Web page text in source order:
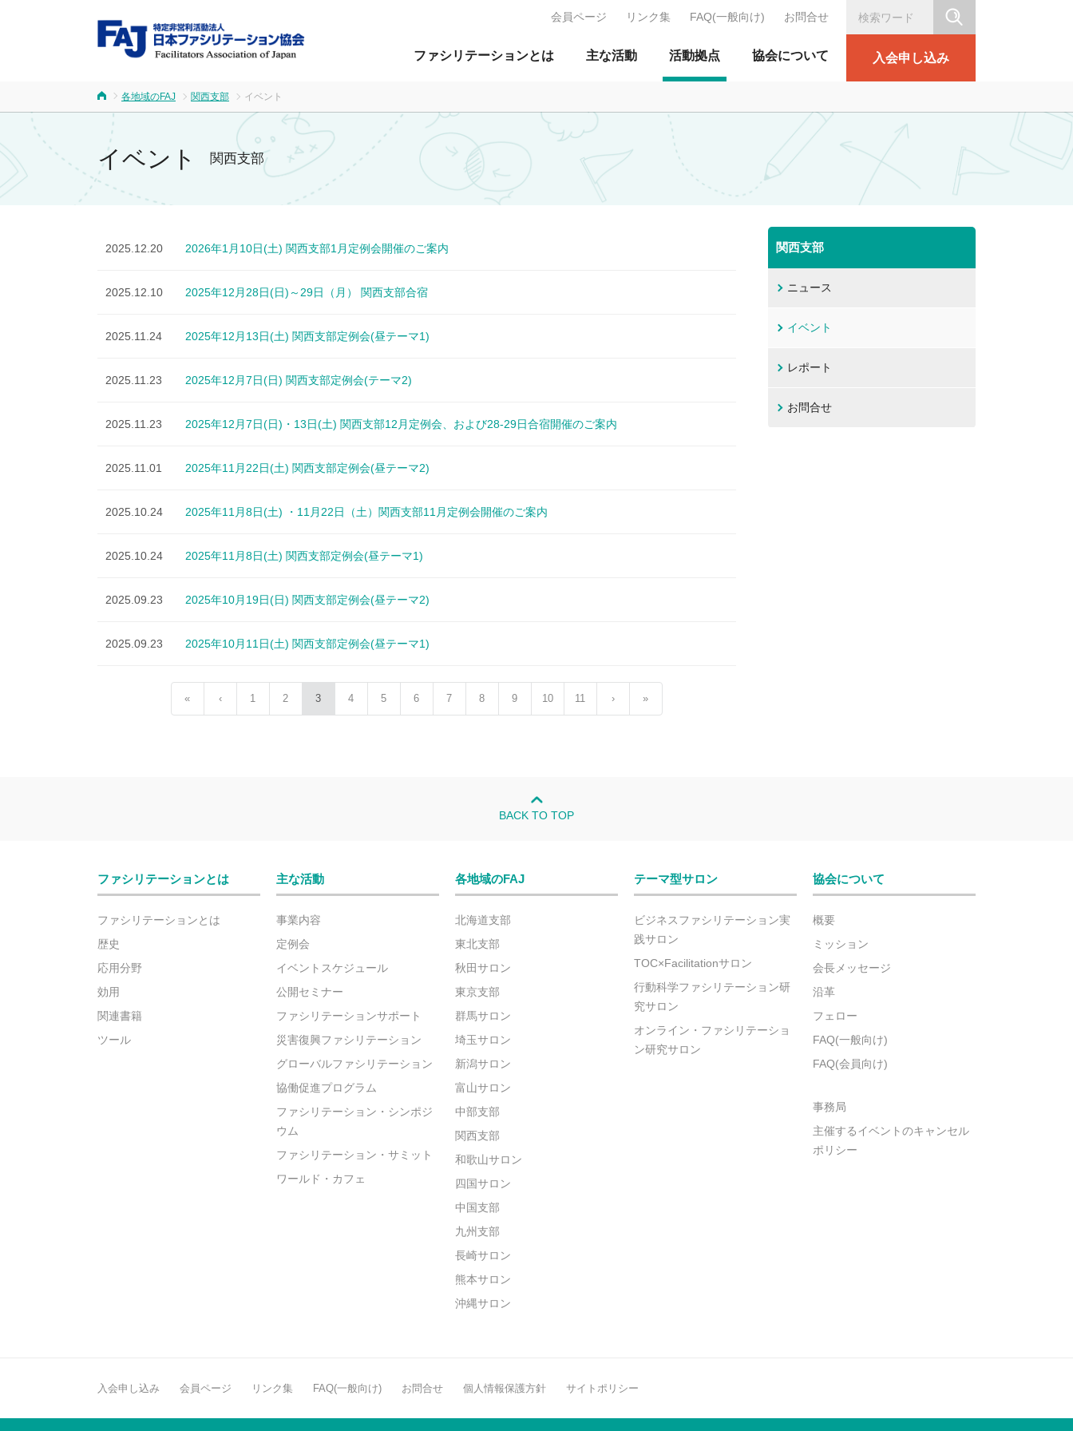
FAJ：特定非営利活動法人 日本ファシリテーション協会
ファシリテーションとは 主な活動 活動拠点 協会について 入会申し込み
会員ページ リンク集 FAQ(一般向け) お問合せ
各地域のFAJ 関西支部 イベント
イベント 関西支部
2025.12.20 2026年1月10日(土) 関西支部1月定例会開催のご案内
2025.12.10 2025年12月28日(日)～29日（月） 関西支部合宿
2025.11.24 2025年12月13日(土) 関西支部定例会(昼テーマ1)
2025.11.23 2025年12月7日(日) 関西支部定例会(テーマ2)
2025.11.23 2025年12月7日(日)・13日(土) 関西支部12月定例会、および28-29日合宿開催のご案内
2025.11.01 2025年11月22日(土) 関西支部定例会(昼テーマ2)
2025.10.24 2025年11月8日(土) ・11月22日（土）関西支部11月定例会開催のご案内
2025.10.24 2025年11月8日(土) 関西支部定例会(昼テーマ1)
2025.09.23 2025年10月19日(日) 関西支部定例会(昼テーマ2)
2025.09.23 2025年10月11日(土) 関西支部定例会(昼テーマ1)
« ‹ 1 2 3 4 5 6 7 8 9 10 11 › »
関西支部
ニュース
イベント
レポート
お問合せ
BACK TO TOP
ファシリテーションとは
ファシリテーションとは
歴史
応用分野
効用
関連書籍
ツール
主な活動
事業内容
定例会
イベントスケジュール
公開セミナー
ファシリテーションサポート
災害復興ファシリテーション
グローバルファシリテーション
協働促進プログラム
ファシリテーション・シンポジ
ウム
ファシリテーション・サミット
ワールド・カフェ
各地域のFAJ
北海道支部
東北支部
秋田サロン
東京支部
群馬サロン
埼玉サロン
新潟サロン
富山サロン
中部支部
関西支部
和歌山サロン
四国サロン
中国支部
九州支部
長崎サロン
熊本サロン
沖縄サロン
テーマ型サロン
ビジネスファシリテーション実
践サロン
TOC×Facilitationサロン
行動科学ファシリテーション研
究サロン
オンライン・ファシリテーショ
ン研究サロン
協会について
概要
ミッション
会長メッセージ
沿革
フェロー
FAQ(一般向け)
FAQ(会員向け)
事務局
主催するイベントのキャンセル
ポリシー
入会申し込み 会員ページ リンク集 FAQ(一般向け) お問合せ 個人情報保護方針 サイトポリシー